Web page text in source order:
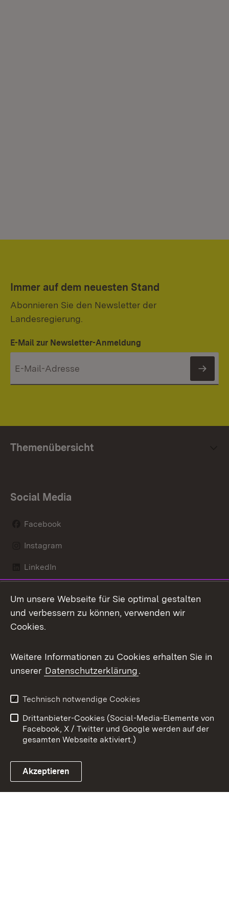
Immer auf dem neuesten Stand
Abonnieren Sie den Newsletter der
Landesregierung.
E-Mail zur Newsletter-Anmeldung
Themenübersicht
Social Media
Facebook
Instagram
LinkedIn
X / Twitter
Youtube
Link zum Landesportal
Kontakt
Datenschutz
Barrierefreiheit
Impressum
Cookies
Um unsere Webseite für Sie optimal gestalten
und verbessern zu können, verwenden wir
Cookies.
Weitere Informationen zu Cookies erhalten Sie in
unserer Datenschutzerklärung.
Technisch notwendige Cookies
Drittanbieter-Cookies (Social-Media-Elemente von
Facebook, X / Twitter und Google werden auf der
gesamten Webseite aktiviert.)
Akzeptieren